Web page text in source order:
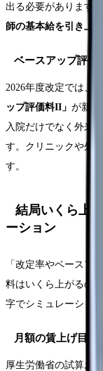
出る必要があります
師の基本給を引き上
ベースアップ評価
2026年度改定では、
ップ評価料II」 が新設
入院だけでなく外来
す。クリニックや外
す。
結局いくら上
ーション
「改定率やベースア
料はいくら上がるの
字でシミュレーション
月額の賃上げ目安
厚生労働省の試算お